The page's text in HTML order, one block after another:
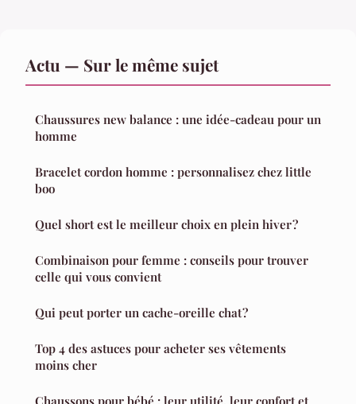
Actu — Sur le même sujet
Chaussures new balance : une idée-cadeau pour un
homme
Bracelet cordon homme : personnalisez chez little
boo
Quel short est le meilleur choix en plein hiver ?
Combinaison pour femme : conseils pour trouver
celle qui vous convient
Qui peut porter un cache-oreille chat ?
Top 4 des astuces pour acheter ses vêtements
moins cher
Chaussons pour bébé : leur utilité, leur confort et